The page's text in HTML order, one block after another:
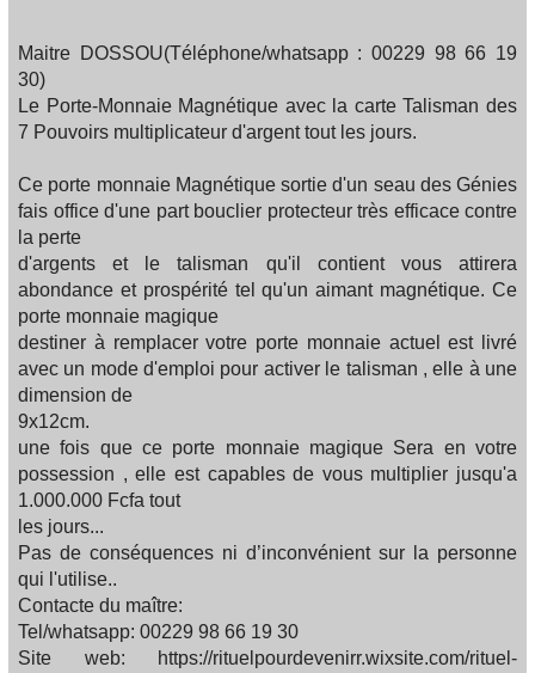
Maitre DOSSOU(Téléphone/whatsapp : 00229 98 66 19
30)
Le Porte-Monnaie Magnétique avec la carte Talisman des
7 Pouvoirs multiplicateur d'argent tout les jours.
Ce porte monnaie Magnétique sortie d'un seau des Génies
fais office d'une part bouclier protecteur très efficace contre
la perte
d'argents et le talisman qu'il contient vous attirera
abondance et prospérité tel qu'un aimant magnétique. Ce
porte monnaie magique
destiner à remplacer votre porte monnaie actuel est livré
avec un mode d'emploi pour activer le talisman , elle à une
dimension de
9x12cm.
une fois que ce porte monnaie magique Sera en votre
possession , elle est capables de vous multiplier jusqu'a
1.000.000 Fcfa tout
les jours...
Pas de conséquences ni d’inconvénient sur la personne
qui l'utilise..
Contacte du maître:
Tel/whatsapp: 00229 98 66 19 30
Site web: https://rituelpourdevenirr.wixsite.com/rituel-